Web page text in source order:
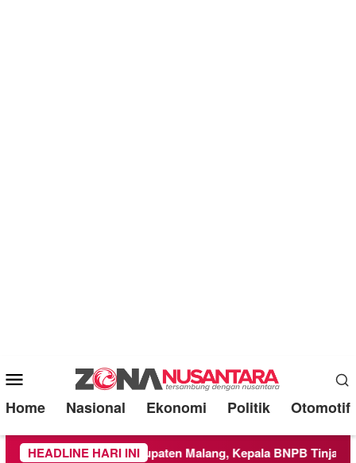
Mobile
Menu
Home Nasional Ekonomi Politik Otomotif
HEADLINE HARI INI
Kabupaten Malang, Kepala BNPB Tinjau Langsung